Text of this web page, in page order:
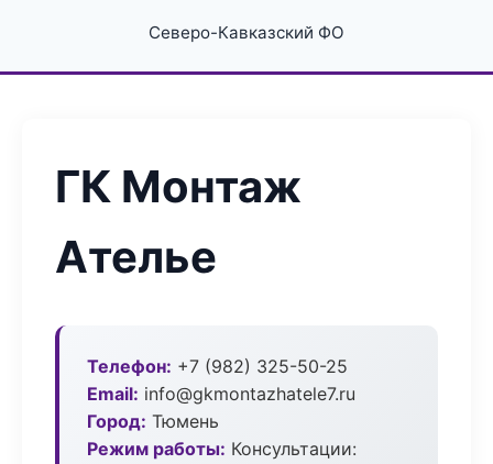
Северо-Кавказский ФО
ГК Монтаж
Ателье
Телефон: +7 (982) 325-50-25
Email: info@gkmontazhatele7.ru
Город: Тюмень
Режим работы: Консультации: